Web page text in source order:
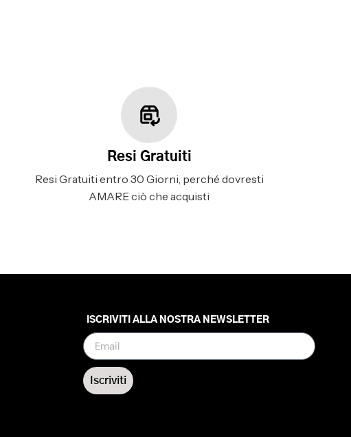
Resi Gratuiti
Resi Gratuiti entro 30 Giorni, perché dovresti
AMARE ciò che acquisti
ISCRIVITI ALLA NOSTRA NEWSLETTER
Iscriviti